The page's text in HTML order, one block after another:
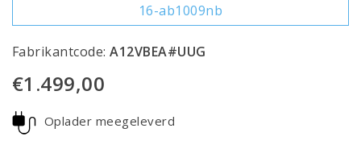
16-ab1009nb
Fabrikantcode:A12VBEA#UUG
€1.499,00
Oplader meegeleverd